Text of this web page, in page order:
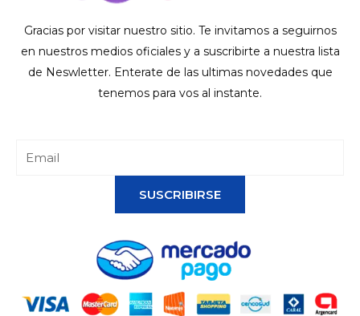
Gracias por visitar nuestro sitio. Te invitamos a seguirnos
en nuestros medios oficiales y a suscribirte a nuestra lista
de Neswletter. Enterate de las ultimas novedades que
tenemos para vos al instante.
SUSCRIBIRSE